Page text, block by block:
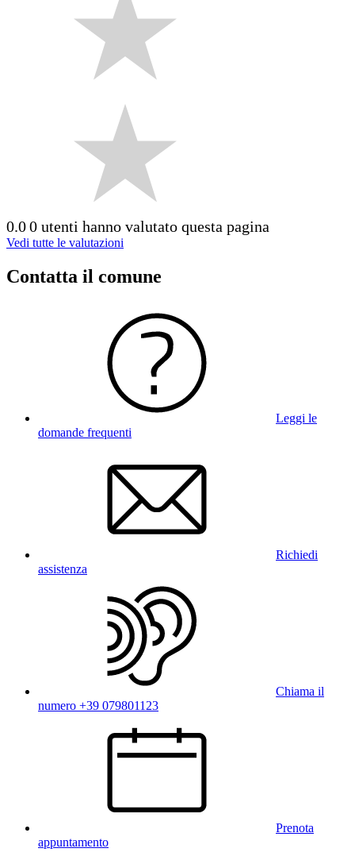
0.00 utenti hanno valutato questa pagina
Vedi tutte le valutazioni
Contatta il comune
Leggi le
domande frequenti
Richiedi
assistenza
Chiama il
numero +39 079801123
Prenota
appuntamento